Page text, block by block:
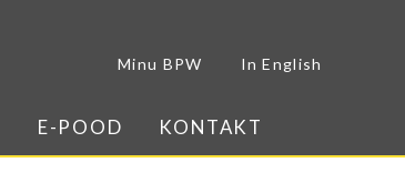
Minu BPW In English
E-POOD KONTAKT